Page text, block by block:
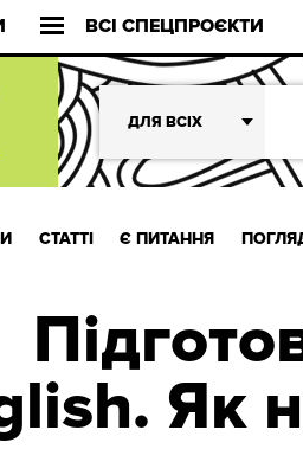
ВСІ СПЕЦПРОЄКТИ
ДЛЯ ВСІХ
СТАТТІ Є ПИТАННЯ
Як